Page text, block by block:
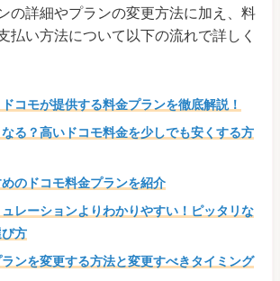
の詳細やプランの変更方法に加え、料
払い方法について以下の流れで詳しく
ドコモが提供する料金プランを徹底解説！
る？高いドコモ料金を少しでも安くする方
のドコモ料金プランを紹介
ュレーションよりわかりやすい！ピッタリな
方
ランを変更する方法と変更すべきタイミング